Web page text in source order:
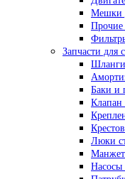
Мешки
Прочие
Запчасти для
Баки и
Клапан
Люки
Насосы